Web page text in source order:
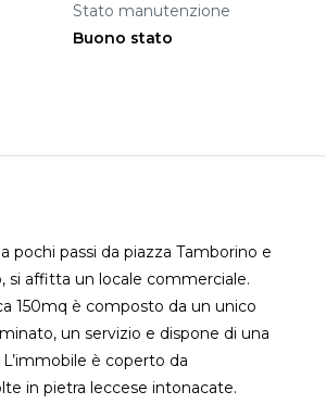
Stato manutenzione
Buono stato
pochi passi da piazza Tamborino e
si affitta un locale commerciale.
150mq è composto da un unico
un servizio e dispone di una
è coperto da
in pietra leccese intonacate.